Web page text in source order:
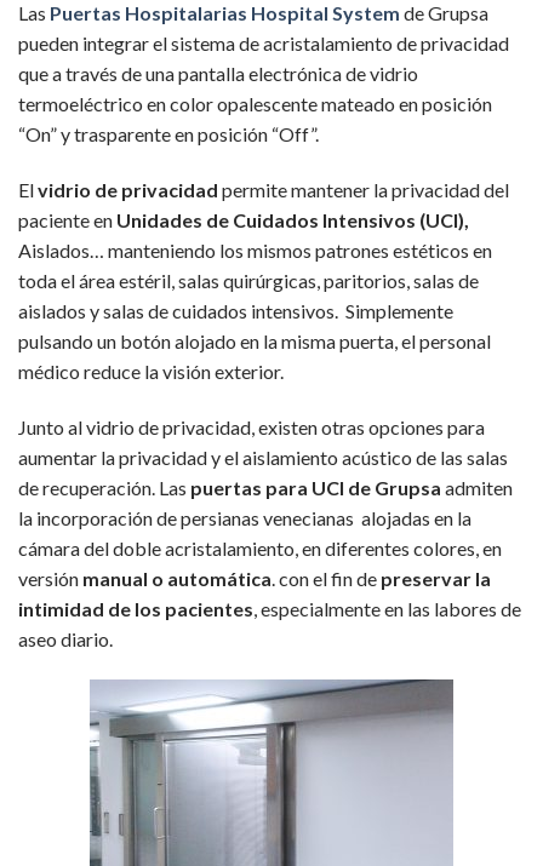
Las Puertas Hospitalarias Hospital System de Grupsa
pueden integrar el sistema de acristalamiento de privacidad
que a través de una pantalla electrónica de vidrio
termoeléctrico en color opalescente mateado en posición
“On” y trasparente en posición “Off”.
Elvidrio de privacidad permite mantener la privacidad del
paciente en Unidades de Cuidados Intensivos (UCI),
Aislados… manteniendo los mismos patrones estéticos en
toda el área estéril, salas quirúrgicas, paritorios, salas de
aislados y salas de cuidados intensivos. Simplemente
pulsando un botón alojado en la misma puerta, el personal
médico reduce la visión exterior.
Junto al vidrio de privacidad, existen otras opciones para
aumentar la privacidad y el aislamiento acústico de las salas
de recuperación. Las puertas para UCI de Grupsa admiten
la incorporación de persianas venecianas alojadas en la
cámara del doble acristalamiento, en diferentes colores, en
versión manual o automática. con el fin de preservar la
intimidad de los pacientes, especialmente en las labores de
aseo diario.